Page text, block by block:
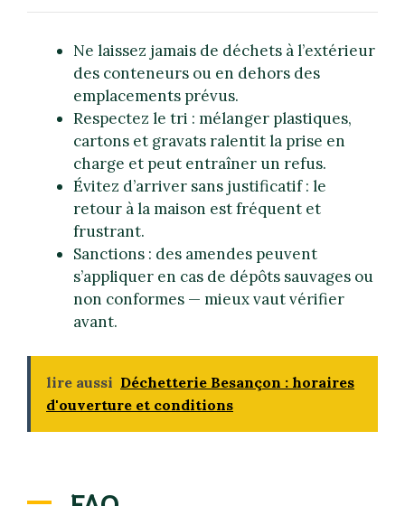
Ne laissez jamais de déchets à l’extérieur
des conteneurs ou en dehors des
emplacements prévus.
Respectez le tri : mélanger plastiques,
cartons et gravats ralentit la prise en
charge et peut entraîner un refus.
Évitez d’arriver sans justificatif : le
retour à la maison est fréquent et
frustrant.
Sanctions : des amendes peuvent
s’appliquer en cas de dépôts sauvages ou
non conformes — mieux vaut vérifier
avant.
lire aussi Déchetterie Besançon : horaires
d'ouverture et conditions